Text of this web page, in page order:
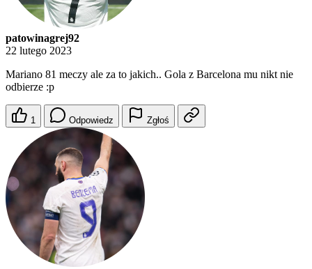
patowinagrej92
22 lutego 2023
Mariano 81 meczy ale za to jakich.. Gola z Barcelona mu nikt nie
odbierze :p
1 Odpowiedz Zgłoś